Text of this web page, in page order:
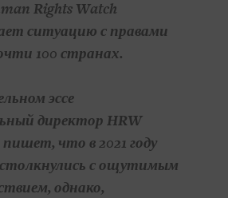
Rights Watch
ситуацию с правами
100 странах.
эссе
директор HRW
что в 2021 году
с ощутимым
однако,